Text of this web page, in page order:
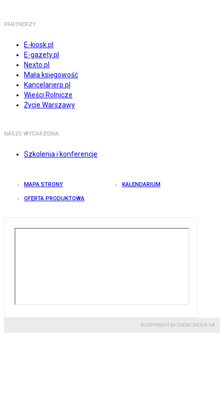
PARTNERZY
E-kiosk.pl
E-gazety.pl
Nexto.pl
Mała księgowość
Kancelarierp.pl
Wieści Rolnicze
Życie Warszawy
NASZE WYDARZENIA
Szkolenia i konferencje
MAPA STRONY KALENDARIUM
OFERTA PRODUKTOWA
© COPYRIGHT BY GREMI MEDIA SA